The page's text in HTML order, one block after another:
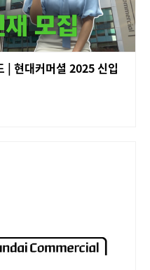
| 현대커머셜 2025 신입